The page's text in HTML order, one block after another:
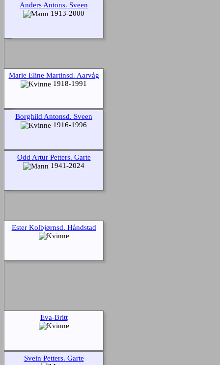
Anders Antons. Sveen
1913-2000
Marie Eline Martinsd. Aarvåg
1918-1991
Borghild Antonsd. Sveen
1916-1996
Odd Artur Petters. Garte
1941-2024
Ester Kolbjørnsd. Håndstad
Eva-Britt
Svein Petters. Garte